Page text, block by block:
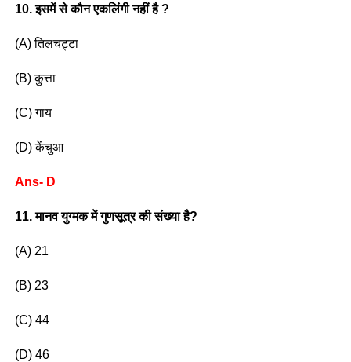
10. इसमें से कौन एकलिंगी नहीं है ?
(A) तिलचट्टा
(B) कुत्ता
(C) गाय
(D) केंचुआ
Ans- D
11. मानव युग्मक में गुणसूत्र की संख्या है?
(A) 21
(B) 23
(C) 44
(D) 46